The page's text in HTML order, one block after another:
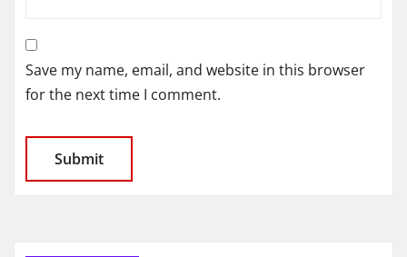
Save my name, email, and website in this browser
for the next time I comment.